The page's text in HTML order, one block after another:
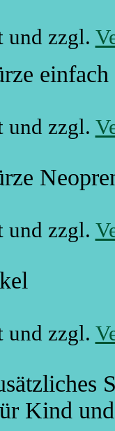
und zzgl.
und zzgl.
und zzgl.
und zzgl.
für